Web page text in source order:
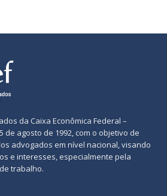
da Caixa Econômica Federal –
de agosto de 1992, com o objetivo de
advogados em nível nacional, visando
e interesses, especialmente pela
trabalho.